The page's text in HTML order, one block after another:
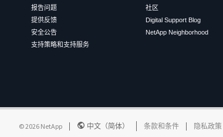
报告问题
提供反馈
安全公告
支持策略和支持服务
社区
Digital Support Blog
NetApp Neighborhood
©2026 NetApp 中文（简体） 条款和条件 隐私政策